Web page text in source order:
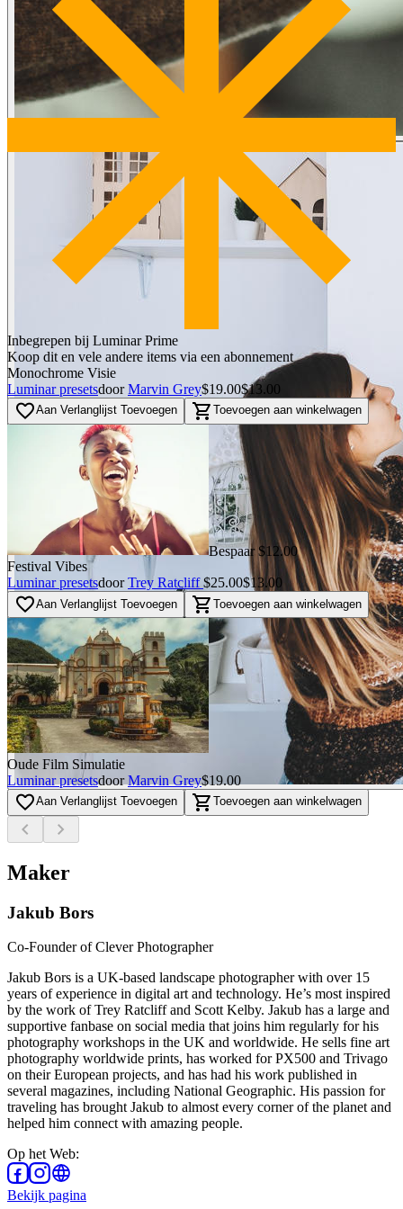
Inbegrepen bij Luminar Prime
Koop dit en vele andere items via een abonnement
Monochrome Visie
Luminar presetsdoor Marvin Grey$19.00$13.00
favorite_borderAan Verlanglijst Toevoegen shopping_cart Toevoegen aan winkelwagen
Bespaar $12.00
Festival Vibes
Luminar presetsdoor Trey Ratcliff$25.00$13.00
favorite_borderAan Verlanglijst Toevoegen shopping_cart Toevoegen aan winkelwagen
Oude Film Simulatie
Luminar presetsdoor Marvin Grey$19.00
favorite_borderAan Verlanglijst Toevoegen shopping_cart Toevoegen aan winkelwagen
chevron_left chevron_right
Maker
Jakub Bors
Co-Founder of Clever Photographer
Jakub Bors is a UK-based landscape photographer with over 15
years of experience in digital art and technology. He’s most inspired
by the work of Trey Ratcliff and Scott Kelby. Jakub has a large and
supportive fanbase on social media that joins him regularly for his
photography workshops in the UK and worldwide. He sells fine art
photography worldwide prints, has worked for PX500 and Trivago
on their European projects, and has had his work published in
several magazines, including National Geographic. His passion for
traveling has brought Jakub to almost every corner of the planet and
helped him connect with amazing people.
Op het Web:
Bekijk pagina